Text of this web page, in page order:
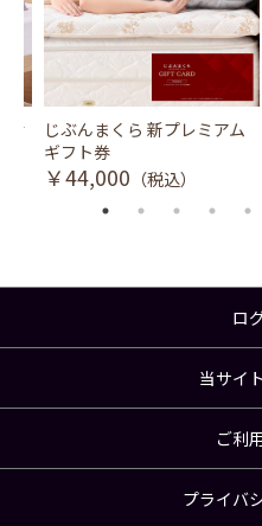
冷
じぶんまくら 新プレミアム
ギフト券
￥44,000 （税込）
ロ
当サイ
ご利
プライバ